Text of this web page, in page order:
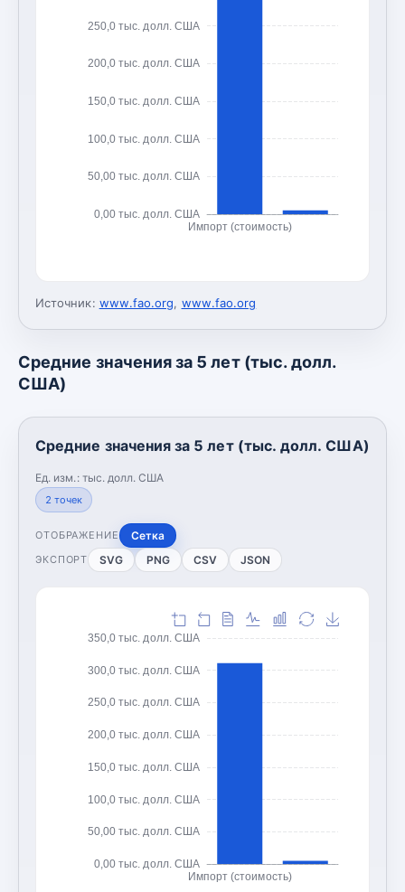
0,00 тыс. долл. США
50,00 тыс. долл. США
100,0 тыс. долл. США
150,0 тыс. долл. США
200,0 тыс. долл. США
250,0 тыс. долл. США
Импорт (стоимость)
Источник: www.fao.org, www.fao.org
Средние значения за 5 лет (тыс. долл.
США)
Средние значения за 5 лет (тыс. долл. США)
Ед. изм.: тыс. долл. США
2 точек
ОТОБРАЖЕНИЕ Сетка
ЭКСПОРТ SVG PNG CSV JSON
0,00 тыс. долл. США
50,00 тыс. долл. США
100,0 тыс. долл. США
150,0 тыс. долл. США
200,0 тыс. долл. США
250,0 тыс. долл. США
300,0 тыс. долл. США
350,0 тыс. долл. США
Импорт (стоимость)